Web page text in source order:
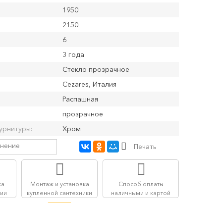
1950
2150
6
3 года
Стекло прозрачное
Cezares, Италия
Распашная
прозрачное
Хром
Печать
Монтаж и установка
купленной сантехники
Способ оплаты
наличными и картой